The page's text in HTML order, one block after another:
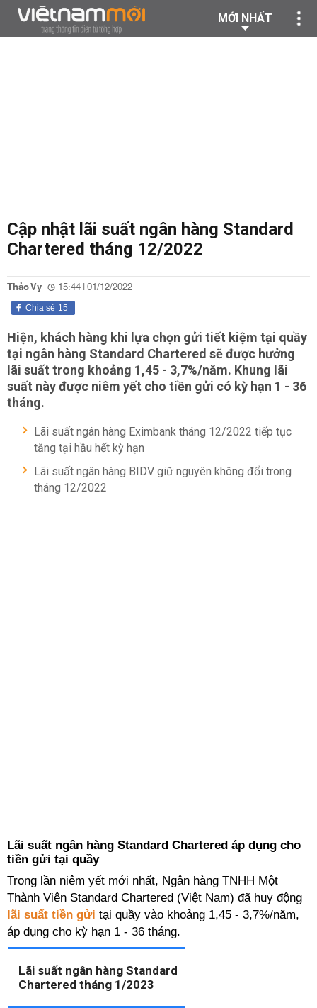
MỚI NHẤT
Cập nhật lãi suất ngân hàng Standard
Chartered tháng 12/2022
Thảo Vy 15:44 | 01/12/2022
15
Chia sẻ
Hiện, khách hàng khi lựa chọn gửi tiết kiệm tại quầy
tại ngân hàng Standard Chartered sẽ được hưởng
lãi suất trong khoảng 1,45 - 3,7%/năm. Khung lãi
suất này được niêm yết cho tiền gửi có kỳ hạn 1 - 36
tháng.
Lãi suất ngân hàng Eximbank tháng 12/2022 tiếp tục
tăng tại hầu hết kỳ hạn
Lãi suất ngân hàng BIDV giữ nguyên không đổi trong
tháng 12/2022
Lãi suất ngân hàng Standard Chartered áp dụng cho
tiền gửi tại quầy
Trong lần niêm yết mới nhất, Ngân hàng TNHH Một
Thành Viên Standard Chartered (Việt Nam) đã huy động
lãi suất tiền gửi tại quầy vào khoảng 1,45 - 3,7%/năm,
áp dụng cho kỳ hạn 1 - 36 tháng.
Lãi suất ngân hàng Standard
Chartered tháng 1/2023